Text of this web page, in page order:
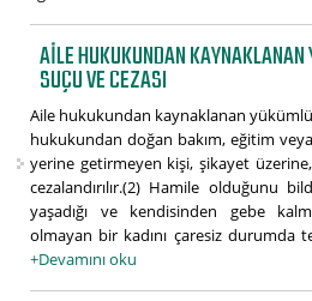
AILE HUKUKUNDAN
SUÇU VE CEZASI
Aile hukukundan kaynaklanan
hukukundan doğan bakım, eğitim
yerine getirmeyen kişi, şikayet
cezalandırılır.(2) Hamile olduğunu
yaşadığı ve kendisinden gebe
olmayan bir kadını çaresiz durumda
+Devamını oku